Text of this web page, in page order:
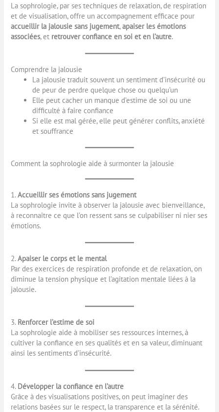
La sophrologie, par ses techniques de relaxation, de respiration
et de visualisation, offre un accompagnement efficace pour
accueillir la jalousie sans jugement,apaiser les émotions
associées, et retrouver confiance en soi et en l’autre.
Comprendre la jalousie
La jalousie traduit souvent un sentiment d’insécurité ou
de peur de perdre quelque chose ou quelqu’un
Elle peut cacher un manque d’estime de soi ou une
difficulté à faire confiance
Si elle est mal gérée, elle peut générer conflits, anxiété
et souffrance
Comment la sophrologie aide à surmonter la jalousie
1.Accueillir ses émotions sans jugement
La sophrologie invite à observer la jalousie avec bienveillance,
à reconnaître ce que l’on ressent sans se culpabiliser ni nier ses
émotions.
2.Apaiser le corps et le mental
Par des exercices de respiration profonde et de relaxation, on
diminue la tension physique et l’agitation mentale liées à la
jalousie.
3. Renforcer l’estime de soi
La sophrologie aide à mobiliser ses ressources internes, à
cultiver la confiance en ses qualités et en sa valeur, diminuant
ainsi les sentiments d’insécurité.
4. Développer la confiance en l’autre
Grâce à des visualisations positives, on peut imaginer des
relations basées sur le respect, la transparence et la sérénité.